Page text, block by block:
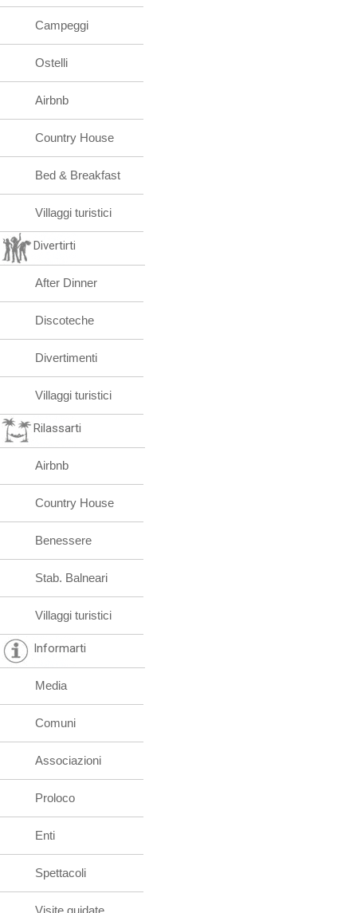
Campeggi
Ostelli
Airbnb
Country House
Bed & Breakfast
Villaggi turistici
Divertirti
After Dinner
Discoteche
Divertimenti
Villaggi turistici
Rilassarti
Airbnb
Country House
Benessere
Stab. Balneari
Villaggi turistici
Informarti
Media
Comuni
Associazioni
Proloco
Enti
Spettacoli
Visite guidate